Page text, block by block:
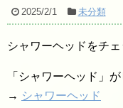
2025/2/1 未分類
シャワーヘッドをチェ
「シャワーヘッド」
→ シャワーヘッド